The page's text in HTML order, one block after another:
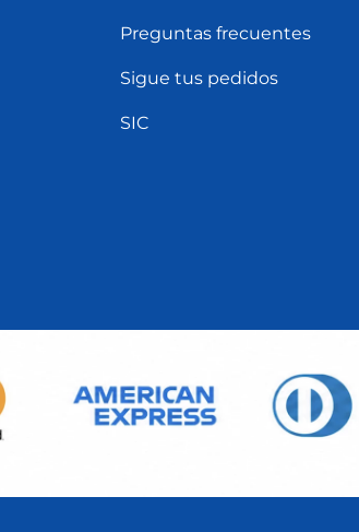
Preguntas frecuentes
Sigue tus pedidos
SIC